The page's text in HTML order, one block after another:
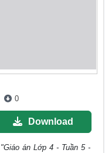
0
Download
"Giáo án Lớp 4 - Tuần 5 -